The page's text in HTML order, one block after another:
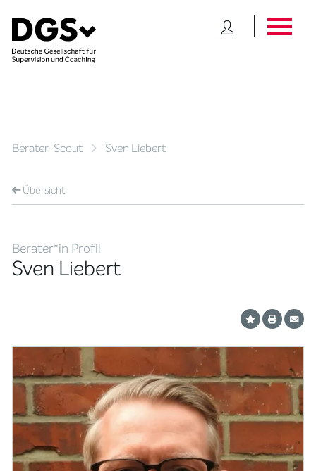
Berater-Scout Sven Liebert
Übersicht
Berater*in Profil
Sven Liebert